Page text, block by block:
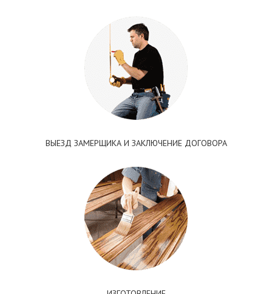
ВЫЕЗД ЗАМЕРЩИКА И ЗАКЛЮЧЕНИЕ ДОГОВОРА